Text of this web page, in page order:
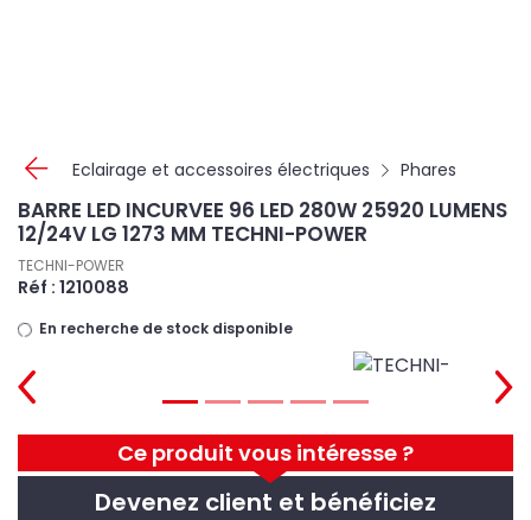
Eclairage et accessoires électriques Phares
Ce produit vous intéresse ?
Devenez client et bénéficiez
BARRE LED INCURVEE 96 LED 280W 25920 LUMENS
12/24V LG 1273 MM TECHNI-POWER
TECHNI-POWER
Réf : 1210088
En recherche de stock disponible